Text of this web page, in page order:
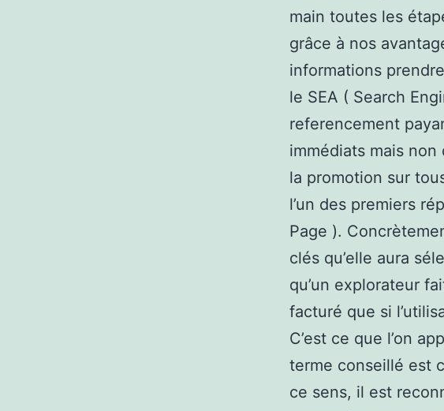
main toutes les
grâce à nos
informations
le SEA ( Search
referencement
immédiats mais
la promotion sur
l’un des premiers
Page ).
clés qu’elle aura
qu’un explorateur
facturé que si
C’est ce que l’on
terme conseillé est
ce sens, il est